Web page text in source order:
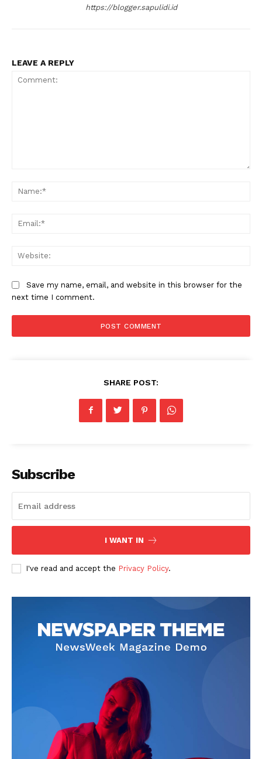
News Week
Magazine PRO
https://blogger.sapulidi.id
LEAVE A REPLY
Save my name, email, and website in this browser for the
next time I comment.
SHARE POST:
Subscribe
I WANT IN
I've read and accept the Privacy Policy.